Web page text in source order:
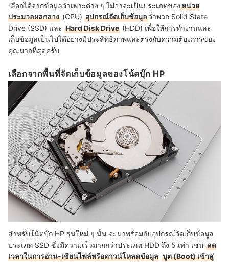
เลือกได้จากข้อมูลจำเพาะต่าง ๆ ไม่ว่าจะเป็นประเภทของหน่วย
ประมวลผลกลาง (CPU) อุปกรณ์จัดเก็บข้อมูลจำพวก Solid State
Drive (SSD) และ Hard Disk Drive (HDD) เพื่อให้การทำงานและ
เก็บข้อมูลเป็นไปได้อย่างมีประสิทธิภาพและตรงกับความต้องการของ
คุณมากที่สุดครับ
เลือกจากพื้นที่จัดเก็บข้อมูลของโน้ตบุ๊ก HP
สำหรับโน้ตบุ๊ก HP รุ่นใหม่ ๆ นั้น จะมาพร้อมกับอุปกรณ์จัดเก็บข้อมูล
ประเภท SSD ซึ่งมีความเร็วมากกว่าประเภท HDD ถึง 5 เท่า เช่น ลด
เวลาในการอ่าน-เขียนไฟล์หรือดาวน์โหลดข้อมูล บูต (Boot) เข้าสู่